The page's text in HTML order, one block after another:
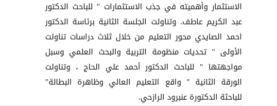
الاستثمار وأهميته في جذب الاستثمارات " للباحث الدكتور
عبد الكريم عاطف. وتناولت الجلسة الثانية برئاسة الدكتور
احمد الصايدي محور التعليم من خلال ثلاث دراسات تناولت
الأولى " تحديات منظومة التربية والبحث العلمي وسبل
مواجهتها " للباحث الدكتور أحمد علي الحاج ، وتناولت
الورقة الثانية " واقع التعليم العالي وظاهرة البطالة"
للباحثة الدكتورة عنبرود الرازحي.